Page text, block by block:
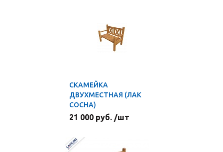
СКАМЕЙКА
ДВУХМЕСТНАЯ (ЛАК
СОСНА)
21 000 руб. /шт